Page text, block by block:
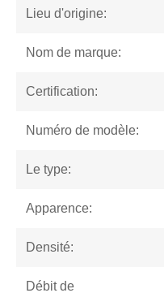
Lieu d'origine:
Nom de marque:
Certification:
Numéro de modèle:
Le type:
Apparence:
Densité:
Débit de